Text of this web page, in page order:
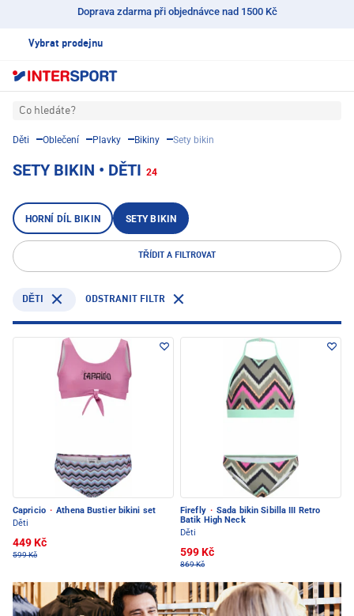
Doprava zdarma při objednávce nad 1500 Kč
Vybrat prodejnu
Co hledáte?
Děti Oblečení Plavky Bikiny Sety bikin
SETY BIKIN • DĚTI 24
HORNÍ DÍL BIKIN SETY BIKIN
TŘÍDIT A FILTROVAT
DĚTI ODSTRANIT FILTR
Capricio · Athena Bustier bikini set
Děti
449 Kč
599 Kč
Firefly · Sada bikin Sibilla III Retro
Batik High Neck
Děti
599 Kč
869 Kč